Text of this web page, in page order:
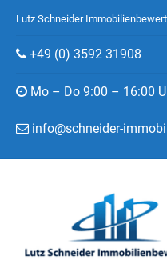
Lutz Schneider
+49 (0) 3592 31908
Mo – Do 9:00 – 16:00
info@schneider-